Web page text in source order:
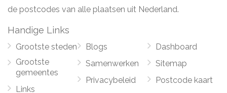
de postcodes van alle plaatsen uit Nederland.
Handige Links
Grootste steden
Grootste
gemeentes
Links
Blogs
Samenwerken
Privacybeleid
Dashboard
Sitemap
Postcode kaart